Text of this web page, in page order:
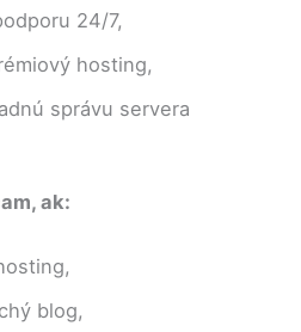
24/7,
hosting,
správu servera
ak:
blog,